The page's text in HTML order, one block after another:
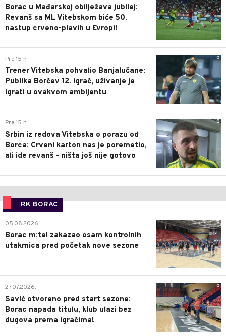
Borac u Mađarskoj obilježava jubilej:
Revanš sa ML Vitebskom biće 50.
nastup crveno-plavih u Evropi!
0
Pre 15 h
Trener Vitebska pohvalio Banjalučane:
Publika Borčev 12. igrač, uživanje je
igrati u ovakvom ambijentu
0
Pre 15 h
Srbin iz redova Vitebska o porazu od
Borca: Crveni karton nas je poremetio,
ali ide revanš - ništa još nije gotovo
RK BORAC
0
05.08.2026.
Borac m:tel zakazao osam kontrolnih
utakmica pred početak nove sezone
0
27.07.2026.
Savić otvoreno pred start sezone:
Borac napada titulu, klub ulazi bez
dugova prema igračima!